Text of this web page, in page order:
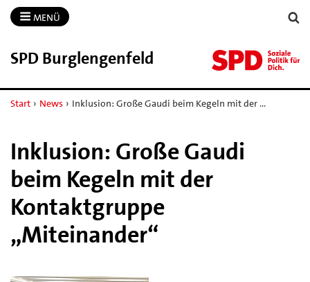
MENÜ
SPD Burglengenfeld
Start › News › Inklusion: Große Gaudi beim Kegeln mit der …
Inklusion: Große Gaudi
beim Kegeln mit der
Kontaktgruppe
„Miteinander“